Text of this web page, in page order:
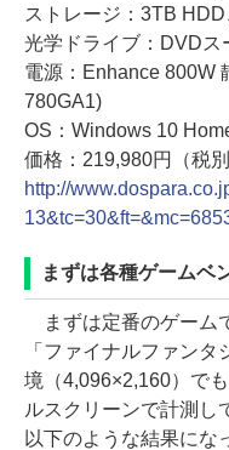
ストレージ：3TB
光学ドライブ：DVDス
電源：Enhance 800W
780GA1)
OS：Windows 10
価格：219,980円（税別
http://
まずは各種ゲームベ
まずは定番のゲーム
「ファイナルファン
境（4,096×2,160）で
ルスクリーンで計測し
以下のような結果にな